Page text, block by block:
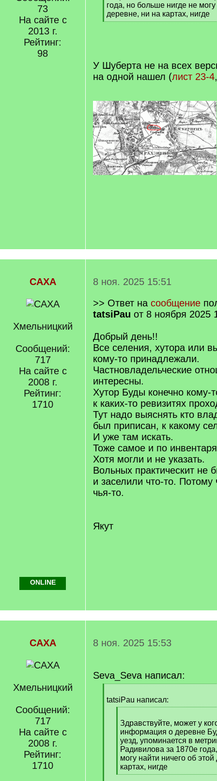
73
На сайте с
2013 г.
Рейтинг:
98
года, но больше нигде не
деревне, ни на картах, нигде
[
У Шуберта не на всех
на одной нашел (лист 23-4
САХА
Хмельницкий
Сообщений:
717
На сайте с
2008 г.
Рейтинг:
1710
8 ноя. 2025 15:51
>> Ответ на сообщение
tatsiPau от 8 ноября 2025
Добрый день!!
Все селения, хутора или
кому-то принадлежали.
Частновладельческие
интересны.
Хутор Буды конечно
к каких-то ревизитях
Тут надо выяснять кто
был приписан, к какому
И уже там искать.
Тоже самое и по
Хотя могли и не указать.
Вольных практическит не
и заселили что-то.
чья-то.
Якут
ONLINE
САХА
Хмельницкий
Сообщений:
717
На сайте с
2008 г.
Рейтинг:
1710
8 ноя. 2025 15:53
Seva_Seva написал:
q
tatsiPau написал:
q
]
Здравствуйте, может у
информация о деревне
уезд, упоминается в
Радивилова за 1870е
могу найти ничего об
картах, нигде
[